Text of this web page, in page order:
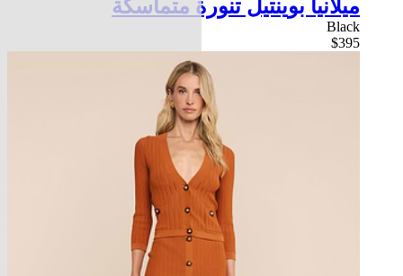
ميلانيا بوينتيل تنورة متماسكة
Black
$395